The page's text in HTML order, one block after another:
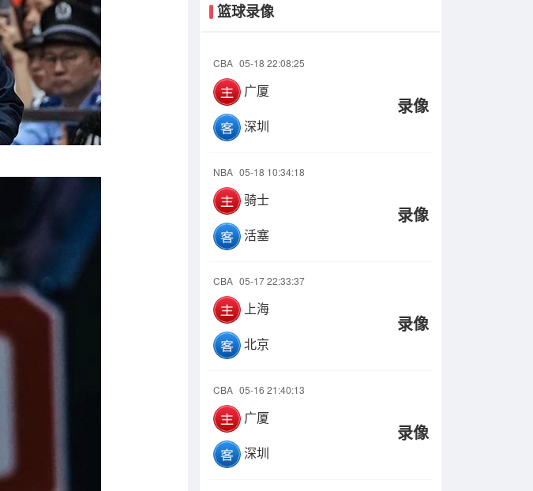
篮球录像
CBA 05-18 22:08:25
广厦
深圳
录像
NBA 05-18 10:34:18
骑士
活塞
录像
CBA 05-17 22:33:37
上海
北京
录像
CBA 05-16 21:40:13
广厦
深圳
录像